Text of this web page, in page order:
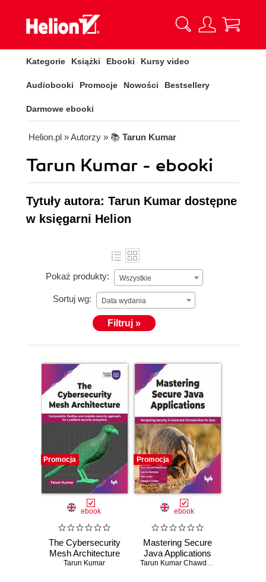
Kategorie Książki Ebooki Kursy video
Audiobooki Promocje Nowości Bestsellery
Darmowe ebooki
Helion.pl » Autorzy » 📚 Tarun Kumar
Tarun Kumar - ebooki
Tytuły autora: Tarun Kumar dostępne
w księgarni Helion
Pokaż produkty: Wszystkie
Sortuj wg: Data wydania
Filtruj »
Promocja
ebook
The Cybersecurity
Mesh Architecture
Tarun Kumar
Promocja
ebook
Mastering Secure
Java Applications
Tarun Kumar Chawdhury